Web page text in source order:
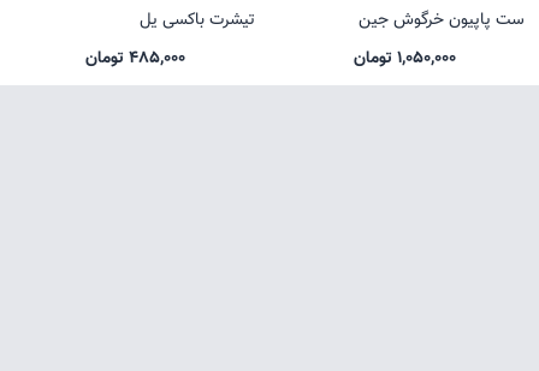
ست پاپیون خرگوش جین
1,050,000 تومان
تیشرت باکسی یل
485,000 تومان